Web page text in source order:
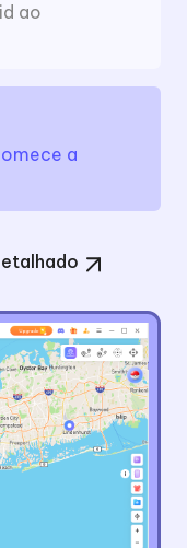
ao
a